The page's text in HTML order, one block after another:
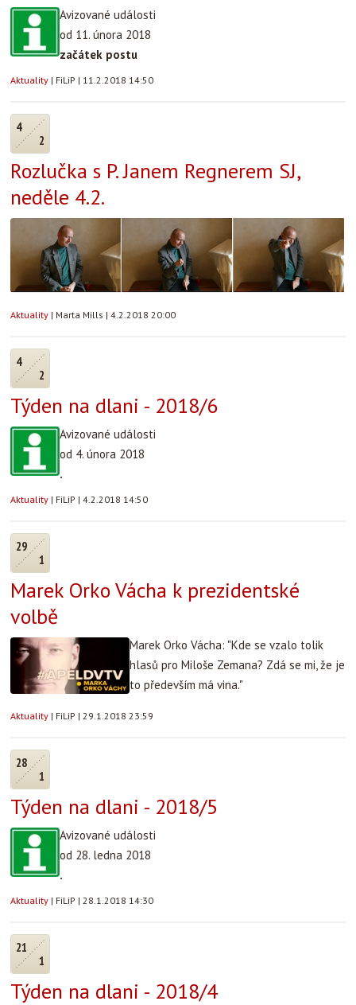
Avizované události
od 11. února 2018
začátek postu
Aktuality | FiLiP | 11.2.2018 14:50
4
2
Rozlučka s P. Janem Regnerem SJ,
neděle 4.2.
Aktuality | Marta Mills | 4.2.2018 20:00
4
2
Týden na dlani - 2018/6
Avizované události
od 4. února 2018
.
Aktuality | FiLiP | 4.2.2018 14:50
29
1
Marek Orko Vácha k prezidentské
volbě
Marek Orko Vácha: "Kde se vzalo tolik
hlasů pro Miloše Zemana? Zdá se mi, že je
to především má vina."
Aktuality | FiLiP | 29.1.2018 23:59
28
1
Týden na dlani - 2018/5
Avizované události
od 28. ledna 2018
.
Aktuality | FiLiP | 28.1.2018 14:30
21
1
Týden na dlani - 2018/4